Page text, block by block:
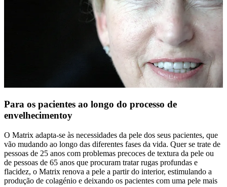
Para os pacientes ao longo do processo de
envelhecimentoy
O Matrix adapta-se às necessidades da pele dos seus pacientes, que
vão mudando ao longo das diferentes fases da vida. Quer se trate de
pessoas de 25 anos com problemas precoces de textura da pele ou
de pessoas de 65 anos que procuram tratar rugas profundas e
flacidez, o Matrix renova a pele a partir do interior, estimulando a
produção de colagénio e deixando os pacientes com uma pele mais